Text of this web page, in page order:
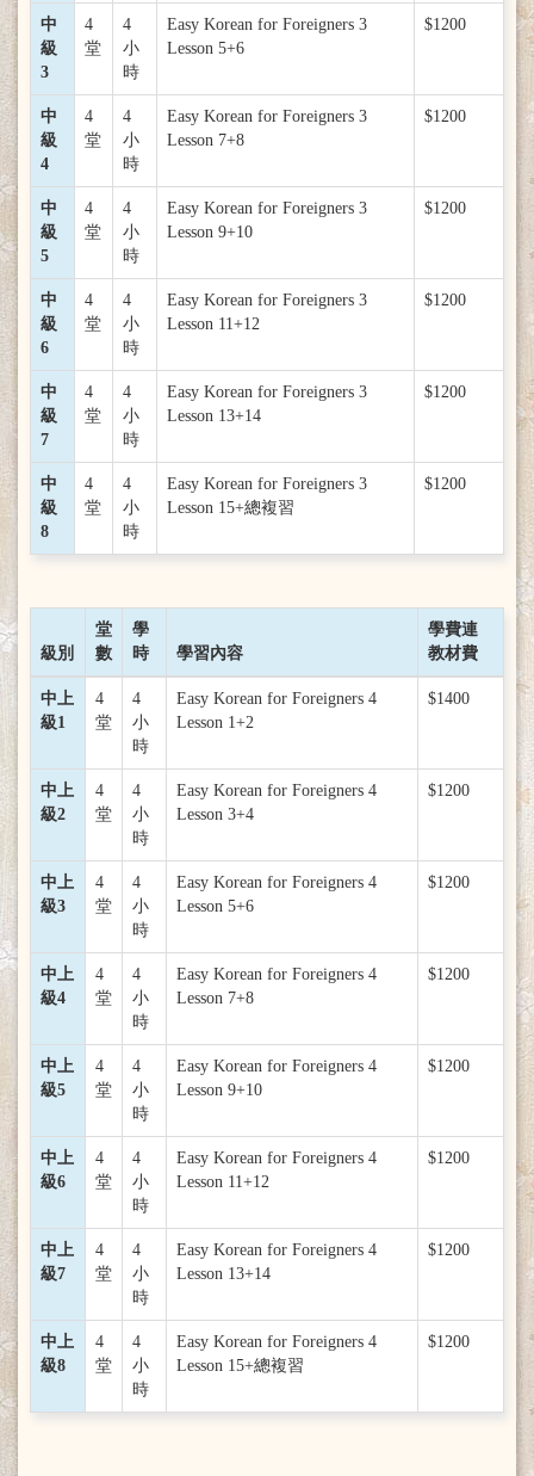
中
級
3
4
堂
4
小
時
Easy Korean for Foreigners 3
Lesson 5+6
$1200
中
級
4
4
堂
4
小
時
Easy Korean for Foreigners 3
Lesson 7+8
$1200
中
級
5
4
堂
4
小
時
Easy Korean for Foreigners 3
Lesson 9+10
$1200
中
級
6
4
堂
4
小
時
Easy Korean for Foreigners 3
Lesson 11+12
$1200
中
級
7
4
堂
4
小
時
Easy Korean for Foreigners 3
Lesson 13+14
$1200
中
級
8
4
堂
4
小
時
Easy Korean for Foreigners 3
Lesson 15+總複習
$1200
級別
堂
數
學
時
學習內容
學費連
教材費
中上
級1
4
堂
4
小
時
Easy Korean for Foreigners 4
Lesson 1+2
$1400
中上
級2
4
堂
4
小
時
Easy Korean for Foreigners 4
Lesson 3+4
$1200
中上
級3
4
堂
4
小
時
Easy Korean for Foreigners 4
Lesson 5+6
$1200
中上
級4
4
堂
4
小
時
Easy Korean for Foreigners 4
Lesson 7+8
$1200
中上
級5
4
堂
4
小
時
Easy Korean for Foreigners 4
Lesson 9+10
$1200
中上
級6
4
堂
4
小
時
Easy Korean for Foreigners 4
Lesson 11+12
$1200
中上
級7
4
堂
4
小
時
Easy Korean for Foreigners 4
Lesson 13+14
$1200
中上
級8
4
堂
4
小
時
Easy Korean for Foreigners 4
Lesson 15+總複習
$1200